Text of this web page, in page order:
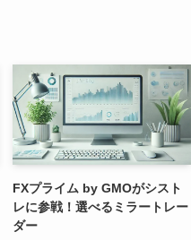
FXプライム by GMOがシスト
レに参戦！選べるミラートレー
ダー